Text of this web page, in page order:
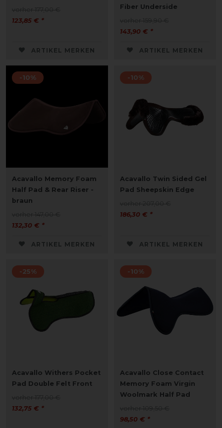
123,85 € *
ARTIKEL MERKEN
Fiber Underside
143,90 € *
ARTIKEL MERKEN
-10%
Acavallo Memory Foam
Half Pad & Rear Riser -
braun
132,30 € *
ARTIKEL MERKEN
-10%
Acavallo Twin Sided Gel
Pad Sheepskin Edge
186,30 € *
ARTIKEL MERKEN
-25%
Acavallo Withers Pocket
Pad Double Felt Front
132,75 € *
-10%
Acavallo Close Contact
Memory Foam Virgin
Woolmark Half Pad
98,50 € *